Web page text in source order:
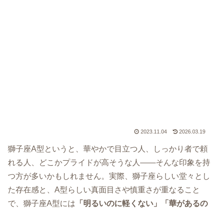
2023.11.04 2026.03.19
獅子座A型というと、華やかで目立つ人、しっかり者で頼
れる人、どこかプライドが高そうな人――そんな印象を持
つ方が多いかもしれません。実際、獅子座らしい堂々とし
た存在感と、A型らしい真面目さや慎重さが重なること
で、獅子座A型には 「明るいのに軽くない」「華があるの